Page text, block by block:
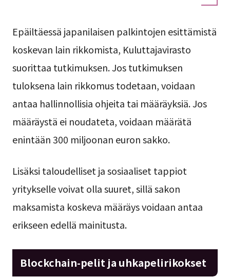
Epäiltäessä japanilaisen palkintojen esittämistä
koskevan lain rikkomista, Kuluttajavirasto
suorittaa tutkimuksen. Jos tutkimuksen
tuloksena lain rikkomus todetaan, voidaan
antaa hallinnollisia ohjeita tai määräyksiä. Jos
määräystä ei noudateta, voidaan määrätä
enintään 300 miljoonan euron sakko.
Lisäksi taloudelliset ja sosiaaliset tappiot
yritykselle voivat olla suuret, sillä sakon
maksamista koskeva määräys voidaan antaa
erikseen edellä mainitusta.
Blockchain-pelit ja uhkapelirikokset